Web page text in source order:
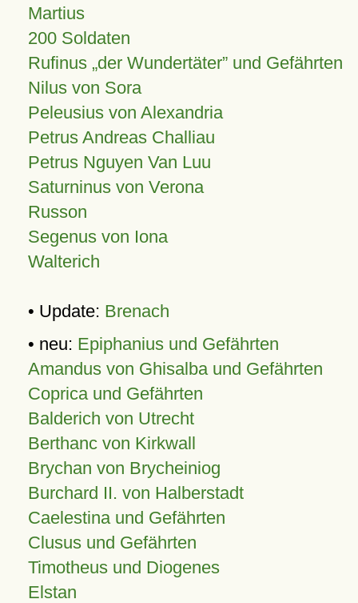
Martius
200 Soldaten
Rufinus „der Wundertäter” und Gefährten
Nilus von Sora
Peleusius von Alexandria
Petrus Andreas Challiau
Petrus Nguyen Van Luu
Saturninus von Verona
Russon
Segenus von Iona
Walterich
• Update: Brenach
• neu: Epiphanius und Gefährten
Amandus von Ghisalba und Gefährten
Coprica und Gefährten
Balderich von Utrecht
Berthanc von Kirkwall
Brychan von Brycheiniog
Burchard II. von Halberstadt
Caelestina und Gefährten
Clusus und Gefährten
Timotheus und Diogenes
Elstan